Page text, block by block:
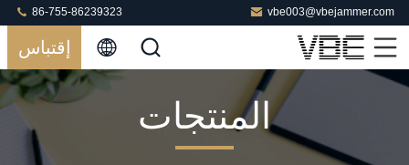
vbe003@vbejammer.com
86-755-86239323
إقتباس
المنتجات